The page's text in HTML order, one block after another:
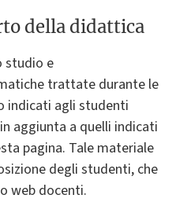
della didattica
studio e
trattate durante le
indicati agli studenti
aggiunta a quelli indicati
pagina. Tale materiale
degli studenti, che
web docenti.